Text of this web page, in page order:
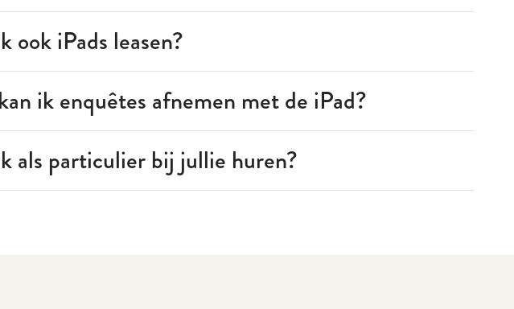
ook iPads leasen?
ik enquêtes afnemen met de iPad?
als particulier bij jullie huren?